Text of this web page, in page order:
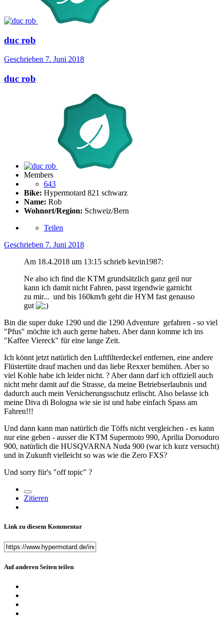
duc rob
Geschrieben 7. Juni 2018
duc rob
Members
643
Bike: Hypermotard 821 schwarz
Name: Rob
Wohnort/Region: Schweiz/Bern
Teilen
Geschrieben 7. Juni 2018
Am 18.4.2018 um 13:15 schrieb kevin1987:
Ne also ich find die KTM grundsätzlich ganz geil nur
kann ich damit nicht Fahren, passt irgendwie garnicht
zu mir... und bis 160km/h geht die HYM fast genauso
gut
Bin die super duke 1290 und die 1290 Adventure gefahren - so viel
"Pfus" möchte ich auch gerne haben. Aber dann komme ich ins
"Kaffee Viereck" für eine lange Zeit.
Ich könnt jetzt natürlich den Luftfilterdeckel entfernen, eine andere
Flüstertüte drauf machen und das liebe Rexxer bemühen. Aber so
viel Kohle habe ich leider nicht. ? Aber dann darf ich offiziell auch
nicht mehr damit auf die Strasse, da meine Betriebserlaubnis und
dadurch auch mein Versicherungsschutz erlischt. Also belasse ich
meine Diva di Bologna wie sie ist und habe einfach Spass am
Fahren!!!
Und dann kann man natürlich die Töffs nicht vergleichen - es kann
nur eine geben - ausser die KTM Supermoto 990, Aprilia Dorsoduro
900, natürlich die HUSQVARNA Nuda 900 (war ich kurz versucht)
und in Zukunft vielleicht so was wie die Zero FXS?
Und sorry für's "off topic" ?
Zitieren
Link zu diesem Kommentar
Auf anderen Seiten teilen